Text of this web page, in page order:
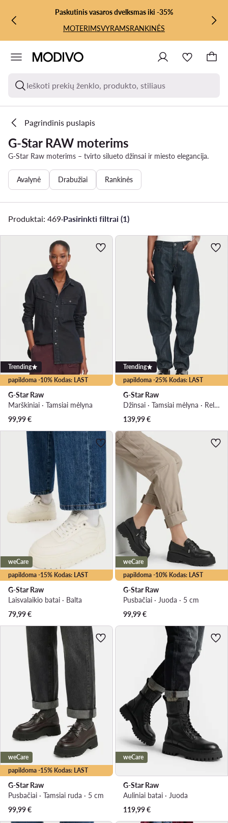
PEREITI PRIE PAGRINDINIO TURINIO
PEREITI Į PAIEŠKĄPaskutinis vasaros dvelksmas iki -35%
MOTERIMSVYRAMSRANKINĖS
Ieškoti prekių ženklo, produkto, stiliaus
Pagrindinis puslapis
G-Star RAW moterims
G-Star Raw moterims – tvirto silueto džinsai ir miesto elegancija.
Avalynė Drabužiai Rankinės
Produktai: 469·Pasirinkti filtrai (1)
papildoma -10% Kodas: LAST
Trending
G-Star Raw
Marškiniai · Tamsiai mėlyna
99,99€
papildoma -25% Kodas: LAST
Trending
G-Star Raw
Džinsai · Tamsiai mėlyna · Relaxed Fit
139,99€
papildoma -15% Kodas: LAST
weCare
G-Star Raw
Laisvalaikio batai · Balta
79,99€
papildoma -10% Kodas: LAST
weCare
G-Star Raw
Pusbačiai · Juoda · 5 cm
99,99€
papildoma -15% Kodas: LAST
weCare
G-Star Raw
Pusbačiai · Tamsiai ruda · 5 cm
99,99€
weCare
G-Star Raw
Auliniai batai · Juoda
119,99€